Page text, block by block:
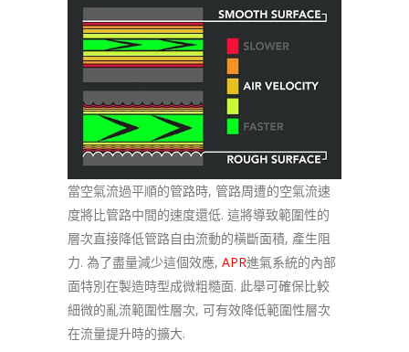
當空氣流過平順的管路時, 管路周遭的空氣流速
度將比管路中間的速度還低. 這將導致範圍性的
層次直接降低管路自由流動的橫斷面積, 產生阻
力. 為了盡量減少這個效應, APR進氣系統的內部
面特別在製造時型成微粗糙面. 此舉可確保比較
細微的亂流範圍性層次, 可有效降低範圍性層次
在流量提升時的擴大.